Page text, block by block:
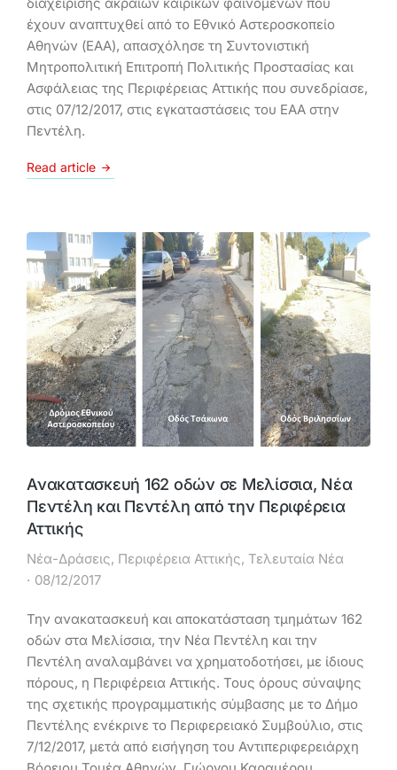
έχουν αναπτυχθεί από το Εθνικό Αστεροσκοπείο
Αθηνών (ΕΑΑ), απασχόλησε τη Συντονιστική
Μητροπολιτική Επιτροπή Πολιτικής Προστασίας και
Ασφάλειας της Περιφέρειας Αττικής που συνεδρίασε,
στις 07/12/2017, στις εγκαταστάσεις του ΕΑΑ στην
Πεντέλη.
Read article
Ανακατασκευή 162 οδών σε Μελίσσια, Νέα
Πεντέλη και Πεντέλη από την Περιφέρεια
Αττικής
Νέα-Δράσεις, Περιφέρεια Αττικής, Τελευταία Νέα
08/12/2017
Την ανακατασκευή και αποκατάσταση τμημάτων 162
οδών στα Μελίσσια, την Νέα Πεντέλη και την
Πεντέλη αναλαμβάνει να χρηματοδοτήσει, με ίδιους
πόρους, η Περιφέρεια Αττικής. Τους όρους σύναψης
της σχετικής προγραμματικής σύμβασης με το Δήμο
Πεντέλης ενέκρινε το Περιφερειακό Συμβούλιο, στις
7/12/2017, μετά από εισήγηση του Αντιπεριφερειάρχη